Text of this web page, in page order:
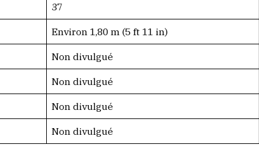
37
Environ 1,80 m (5 ft 11 in)
Non divulgué
Non divulgué
Non divulgué
Non divulgué